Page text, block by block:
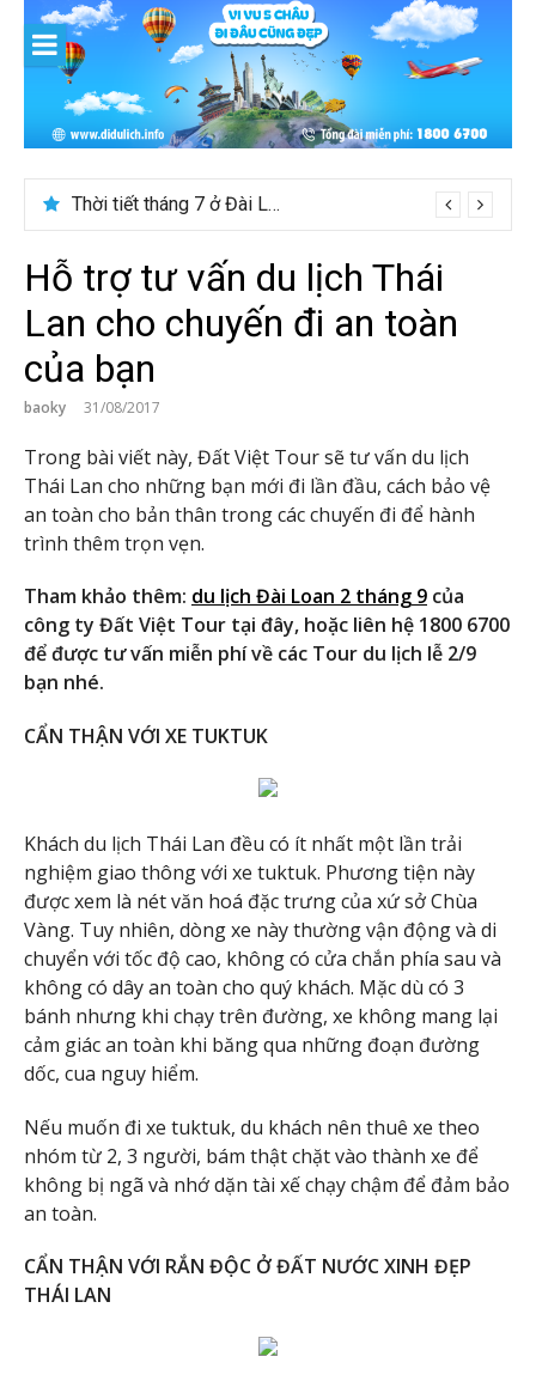
content
Thời tiết tháng 7 ở Đài Loan có đẹp để du lịch?
Hỗ trợ tư vấn du lịch Thái
Lan cho chuyến đi an toàn
của bạn
baoky 31/08/2017
Trong bài viết này, Đất Việt Tour sẽ tư vấn du lịch
Thái Lan cho những bạn mới đi lần đầu, cách bảo vệ
an toàn cho bản thân trong các chuyến đi để hành
trình thêm trọn vẹn.
Tham khảo thêm: du lịch Đài Loan 2 tháng 9 của
công ty Đất Việt Tour tại đây, hoặc liên hệ 1800 6700
để được tư vấn miễn phí về các Tour du lịch lễ 2/9
bạn nhé.
CẨN THẬN VỚI XE TUKTUK
Khách du lịch Thái Lan đều có ít nhất một lần trải
nghiệm giao thông với xe tuktuk. Phương tiện này
được xem là nét văn hoá đặc trưng của xứ sở Chùa
Vàng. Tuy nhiên, dòng xe này thường vận động và di
chuyển với tốc độ cao, không có cửa chắn phía sau và
không có dây an toàn cho quý khách. Mặc dù có 3
bánh nhưng khi chạy trên đường, xe không mang lại
cảm giác an toàn khi băng qua những đoạn đường
dốc, cua nguy hiểm.
Nếu muốn đi xe tuktuk, du khách nên thuê xe theo
nhóm từ 2, 3 người, bám thật chặt vào thành xe để
không bị ngã và nhớ dặn tài xế chạy chậm để đảm bảo
an toàn.
CẨN THẬN VỚI RẮN ĐỘC Ở ĐẤT NƯỚC XINH ĐẸP
THÁI LAN